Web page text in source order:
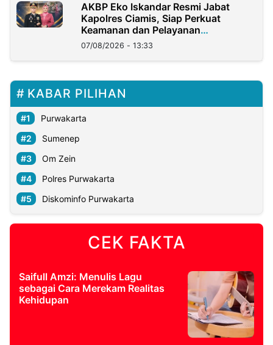
AKBP Eko Iskandar Resmi Jabat
Kapolres Ciamis, Siap Perkuat
Keamanan dan Pelayanan
Masyarakat
07/08/2026 - 13:33
KABAR PILIHAN
Purwakarta
Sumenep
Om Zein
Polres Purwakarta
Diskominfo Purwakarta
CEK FAKTA
Saifull Amzi: Menulis Lagu
sebagai Cara Merekam Realitas
Kehidupan